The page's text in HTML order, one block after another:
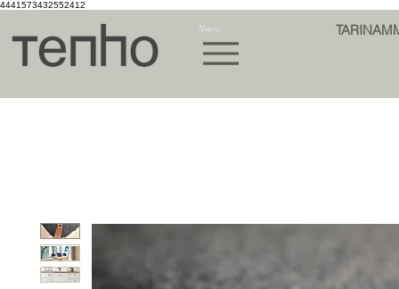
4441573432552412
Menu